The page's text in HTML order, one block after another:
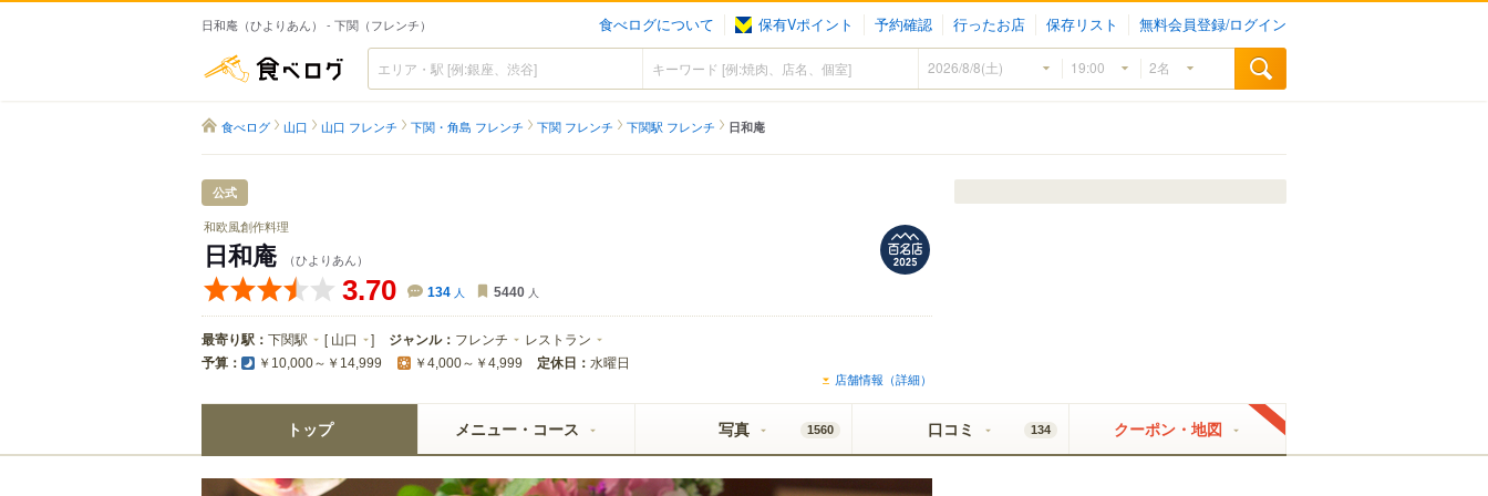
日和庵（ひよりあん） - 下関（フレンチ） 食べログについて 保有Vポイント 予約確認 行ったお店 保存リスト 無料会員登録/ログイン
食べログ
食べログ 山口 山口 フレンチ 下関・角島 フレンチ 下関 フレンチ 下関駅 フレンチ 日和庵
公式
和欧風創作料理
日和庵 （ひよりあん）
3.70 134 人 5440 人
最寄り駅： 下関駅 [ 山口 ] ジャンル： フレンチ レストラン
予算： ￥10,000～￥14,999 ￥4,000～￥4,999 定休日： 水曜日
店舗情報（詳細）
トップ メニュー・コース 写真 1560 口コミ 134 クーポン・地図